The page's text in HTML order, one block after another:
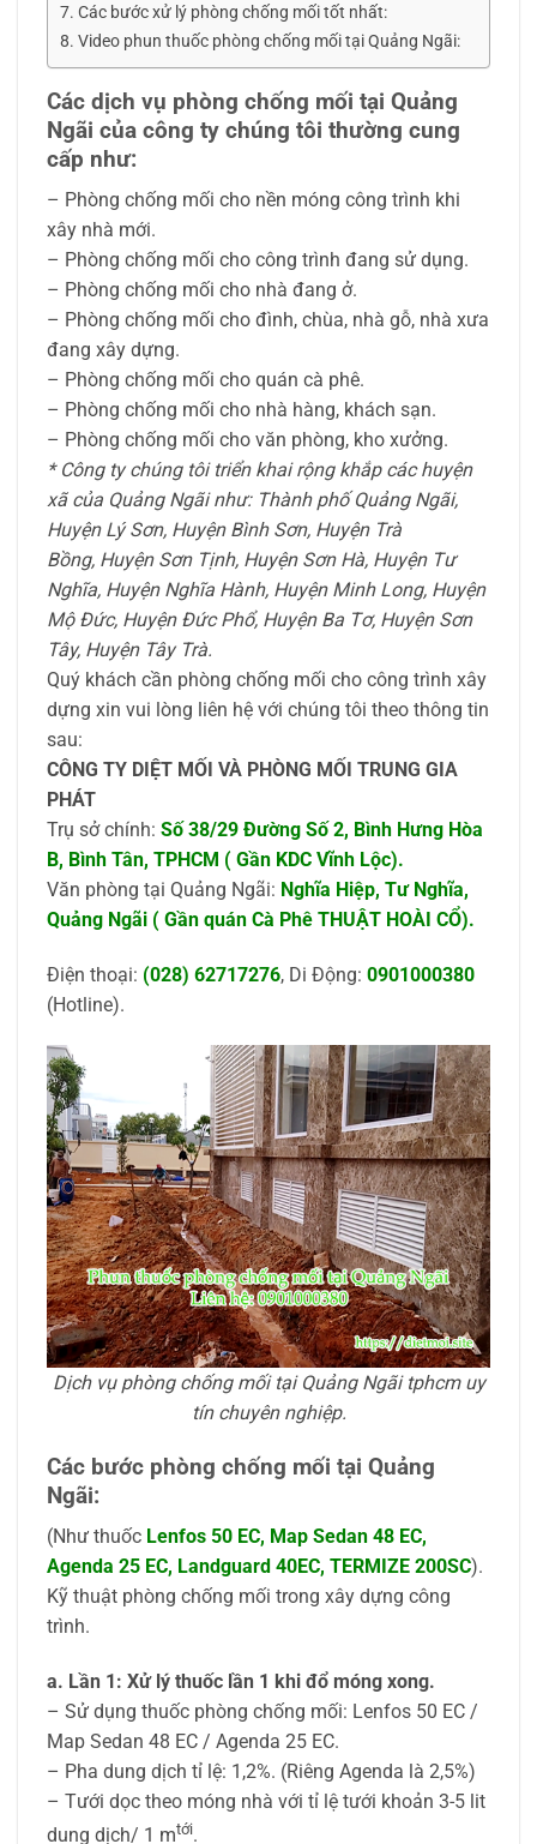
Các bước xử lý phòng chống mối tốt nhất:
Video phun thuốc phòng chống mối tại Quảng Ngãi:
Các dịch vụ phòng chống mối tại Quảng
Ngãi của công ty chúng tôi thường cung
cấp như:
– Phòng chống mối cho nền móng công trình khi
xây nhà mới.
– Phòng chống mối cho công trình đang sử dụng.
– Phòng chống mối cho nhà đang ở.
– Phòng chống mối cho đình, chùa, nhà gỗ, nhà xưa
đang xây dựng.
– Phòng chống mối cho quán cà phê.
– Phòng chống mối cho nhà hàng, khách sạn.
– Phòng chống mối cho văn phòng, kho xưởng.
* Công ty chúng tôi triển khai rộng khắp các huyện
xã của Quảng Ngãi như: Thành phố Quảng Ngãi,
Huyện Lý Sơn, Huyện Bình Sơn, Huyện Trà
Bồng, Huyện Sơn Tịnh, Huyện Sơn Hà, Huyện Tư
Nghĩa, Huyện Nghĩa Hành, Huyện Minh Long, Huyện
Mộ Đức, Huyện Đức Phổ, Huyện Ba Tơ, Huyện Sơn
Tây, Huyện Tây Trà.
Quý khách cần phòng chống mối cho công trình xây
dựng xin vui lòng liên hệ với chúng tôi theo thông tin
sau:
CÔNG TY DIỆT MỐI VÀ PHÒNG MỐI TRUNG GIA
PHÁT
Trụ sở chính: Số 38/29 Đường Số 2, Bình Hưng Hòa
B, Bình Tân, TPHCM ( Gần KDC Vĩnh Lộc).
Văn phòng tại Quảng Ngãi: Nghĩa Hiệp, Tư Nghĩa,
Quảng Ngãi ( Gần quán Cà Phê THUẬT HOÀI CỔ).
Điện thoại: (028) 62717276, Di Động: 0901000380
(Hotline).
Dịch vụ phòng chống mối tại Quảng Ngãi tphcm uy
tín chuyên nghiệp.
Các bước phòng chống mối tại Quảng
Ngãi:
(Như thuốc Lenfos 50 EC, Map Sedan 48 EC,
Agenda 25 EC, Landguard 40EC, TERMIZE 200SC).
Kỹ thuật phòng chống mối trong xây dựng công
trình.
a. Lần 1: Xử lý thuốc lần 1 khi đổ móng xong.
– Sử dụng thuốc phòng chống mối: Lenfos 50 EC /
Map Sedan 48 EC / Agenda 25 EC.
– Pha dung dịch tỉ lệ: 1,2%. (Riêng Agenda là 2,5%)
– Tưới dọc theo móng nhà với tỉ lệ tưới khoản 3-5 lit
dung dịch/ 1 mtới.